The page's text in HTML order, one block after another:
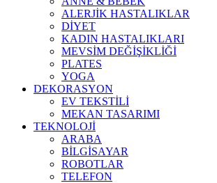
ALERJİK HASTALIKLAR
DİYET
KADIN HASTALIKLARI
MEVSİM DEĞİŞİKLİĞİ
PLATES
YOGA
DEKORASYON
EV TEKSTİLİ
MEKAN TASARIMI
TEKNOLOJİ
ARABA
BİLGİSAYAR
ROBOTLAR
TELEFON